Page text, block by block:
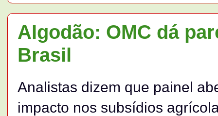
Algodão: OMC dá
Brasil
Analistas dizem que painel
impacto nos subsídios